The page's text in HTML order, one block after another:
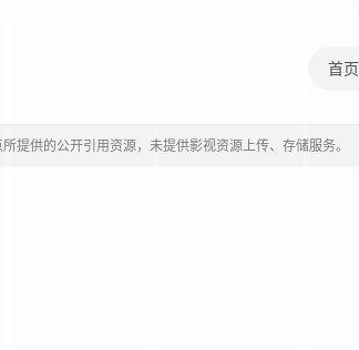
首页
提供的公开引用资源，未提供影视资源上传、存储服务。